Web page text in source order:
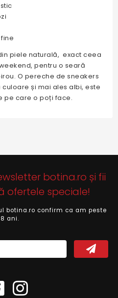
piele naturală, exact ceea
pentru o seară
O pereche de sneakers
și mai ales albi, este
pe care o poți face.
botina.ro și fii
ofertele speciale!
botina.ro confirm ca am peste
ani.